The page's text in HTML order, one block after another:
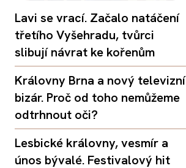
Lavi se vrací. Začalo natáčení
třetího Vyšehradu, tvůrci
slibují návrat ke kořenům
Královny Brna a nový televizní
bizár. Proč od toho nemůžeme
odtrhnout oči?
Lesbické královny, vesmír a
únos bývalé. Festivalový hit